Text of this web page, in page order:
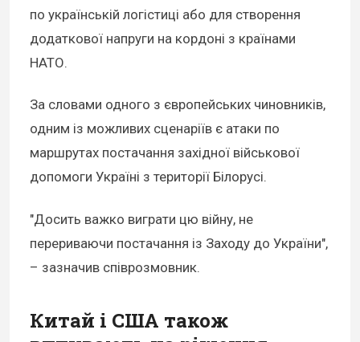
по українській логістиці або для створення
додаткової напруги на кордоні з країнами
НАТО.
За словами одного з європейських чиновників,
одним із можливих сценаріїв є атаки по
маршрутах постачання західної військової
допомоги Україні з території Білорусі.
"Досить важко виграти цю війну, не
перериваючи постачання із Заходу до України",
– зазначив співрозмовник.
Китай і США також